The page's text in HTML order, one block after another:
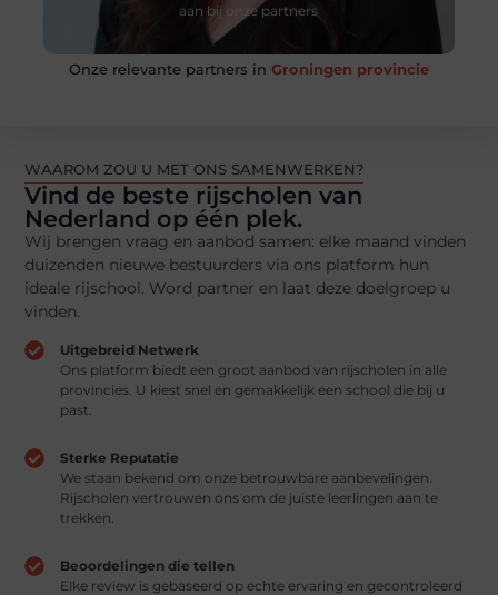
aan bij onze partners
Kansen creëren door connectie
Maak kennis met onze zorgvuldig geselecteerde
partners en breid uw zakelijke netwerk uit met
duurzame samenwerkingen.
Onze relevante partners in Groningen provincie
WAAROM ZOU U MET ONS SAMENWERKEN?
Vind de beste rijscholen van
Nederland op één plek.
Wij brengen vraag en aanbod samen: elke maand vinden
duizenden nieuwe bestuurders via ons platform hun
ideale rijschool. Word partner en laat deze doelgroep u
vinden.
Uitgebreid Netwerk
Ons platform biedt een groot aanbod van rijscholen in alle
provincies. U kiest snel en gemakkelijk een school die bij u
past.
Sterke Reputatie
We staan bekend om onze betrouwbare aanbevelingen.
Rijscholen vertrouwen ons om de juiste leerlingen aan te
trekken.
Beoordelingen die tellen
Elke review is gebaseerd op echte ervaring en gecontroleerd